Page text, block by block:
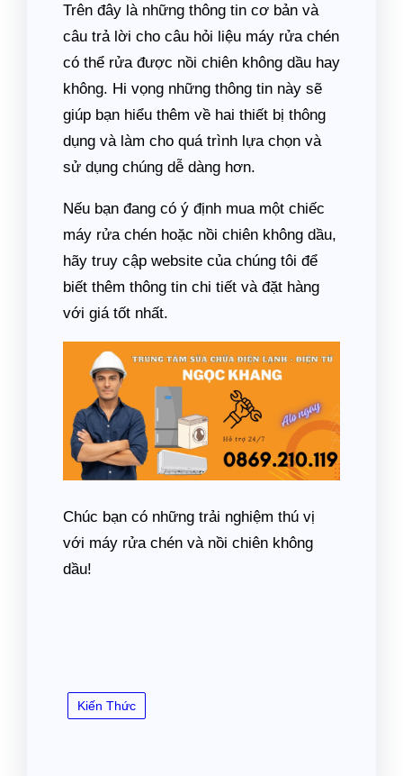
Trên đây là những thông tin cơ bản và
câu trả lời cho câu hỏi liệu máy rửa chén
có thể rửa được nồi chiên không dầu hay
không. Hi vọng những thông tin này sẽ
giúp bạn hiểu thêm về hai thiết bị thông
dụng và làm cho quá trình lựa chọn và
sử dụng chúng dễ dàng hơn.
Nếu bạn đang có ý định mua một chiếc
máy rửa chén hoặc nồi chiên không dầu,
hãy truy cập website của chúng tôi để
biết thêm thông tin chi tiết và đặt hàng
với giá tốt nhất.
Chúc bạn có những trải nghiệm thú vị
với máy rửa chén và nồi chiên không
dầu!
Kiến Thức